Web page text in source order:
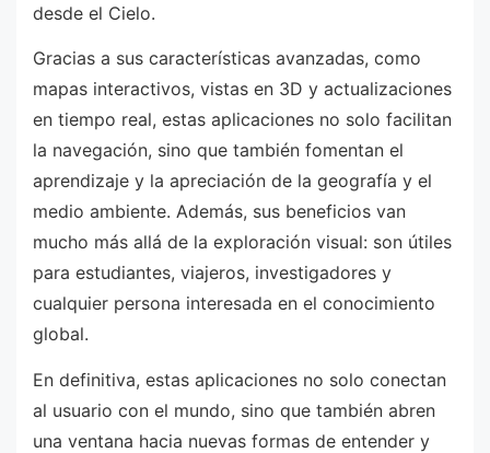
desde el Cielo.
Gracias a sus características avanzadas, como
mapas interactivos, vistas en 3D y actualizaciones
en tiempo real, estas aplicaciones no solo facilitan
la navegación, sino que también fomentan el
aprendizaje y la apreciación de la geografía y el
medio ambiente. Además, sus beneficios van
mucho más allá de la exploración visual: son útiles
para estudiantes, viajeros, investigadores y
cualquier persona interesada en el conocimiento
global.
En definitiva, estas aplicaciones no solo conectan
al usuario con el mundo, sino que también abren
una ventana hacia nuevas formas de entender y